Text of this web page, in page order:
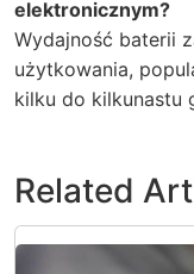
elektronicznym?
Wydajność baterii
użytkowania,
kilku do kilkunastu
Related